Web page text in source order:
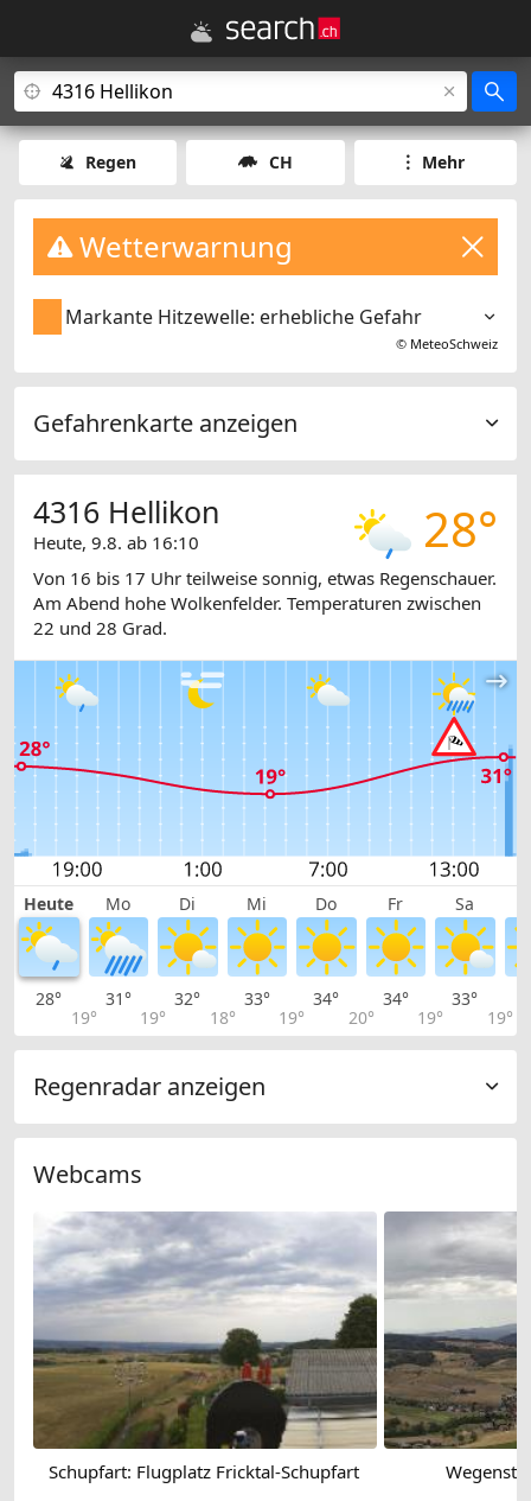
Regen CH Mehr
Wetterwarnung
Markante Hitzewelle: erhebliche Gefahr
© MeteoSchweiz
Gefahrenkarte anzeigen
28°
4316 Hellikon
Heute, 9.8. ab 16:10
Von 16 bis 17 Uhr teilweise sonnig, etwas Regenschauer.
Am Abend hohe Wolkenfelder. Temperaturen zwischen
22 und 28 Grad.
Heute Mo Di Mi Do Fr Sa
28°
19°
31°
19°
32°
18°
33°
19°
34°
20°
34°
19°
33°
19°
Regenradar anzeigen
Webcams
Schupfart: Flugplatz Fricktal-Schupfart